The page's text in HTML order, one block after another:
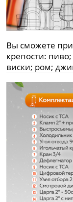
Вы сможете
крепости:
виски; ром;